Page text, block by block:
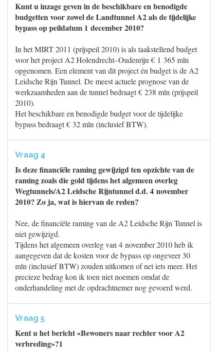
Kunt u inzage geven in de beschikbare en benodigde
budgetten voor zowel de Landtunnel A2 als de tijdelijke
bypass op peildatum 1 december 2010?
In het MIRT 2011 (prijspeil 2010) is als taakstellend budget
voor het project A2 Holendrecht–Oudenrijn € 1 365 mln
opgenomen. Een element van dit project én budget is de A2
Leidsche Rijn Tunnel. De meest actuele prognose van de
werkzaamheden aan de tunnel bedraagt € 238 mln (prijspeil
2010).
Het beschikbare en benodigde budget voor de tijdelijke
bypass bedraagt € 32 mln (inclusief BTW).
Vraag 4
Is deze financiële raming gewijzigd ten opzichte van de
raming zoals die gold tijdens het algemeen overleg
Wegtunnels/A2 Leidsche Rijntunnel d.d. 4 november
2010? Zo ja, wat is hiervan de reden?
Nee, de financiële raming van de A2 Leidsche Rijn Tunnel is
niet gewijzigd.
Tijdens het algemeen overleg van 4 november 2010 heb ik
aangegeven dat de kosten voor de bypass op ongeveer 30
mln (inclusief BTW) zouden uitkomen of net iets meer. Het
precieze bedrag kon ik toen niet noemen omdat de
onderhandeling met de opdrachtnemer nog gevoerd werd.
Vraag 5
Kent u het bericht «Bewoners naar rechter voor A2
verbreding»?1